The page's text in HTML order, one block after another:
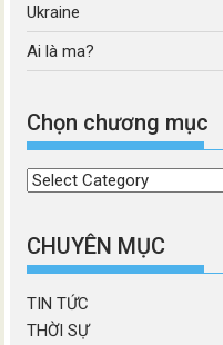
Ukraine
Ai là ma?
Chọn chương mục
Chọn
mục
CHUYÊN MỤC
TIN TỨC
THỜI SỰ